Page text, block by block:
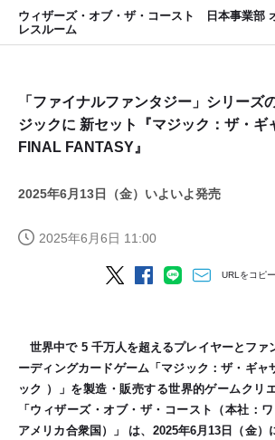
ウィザーズ・オブ・ザ・コースト 日本事業部
レスルーム
「ファイナルファンタジー」シリーズ
ジックに 新セット『マジック：ザ・
FINAL FANTASY』
2025年6月13日（金）いよいよ発売
2025年6月6日 11:00
URLをコピー
世界中で 5 千万人を超えるプレイヤーとファ
ーディングカードゲーム「マジック：ザ・ギャ
ック ）」を製造・販売する世界的ゲームクリ
「ウィザーズ・オブ・ザ・コースト（本社：
アメリカ合衆国）」 は、2025年6月13日（金）